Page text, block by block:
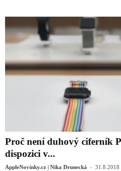
Proč není duhový ciferník
dispozici v...
AppleNovinky.cz | Nika Drunecká - 31.8.2018